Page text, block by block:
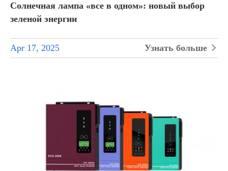
Солнечная лампа «все в одном»: новый выбор
зеленой энергии
Apr 17, 2025 Узнать больше 